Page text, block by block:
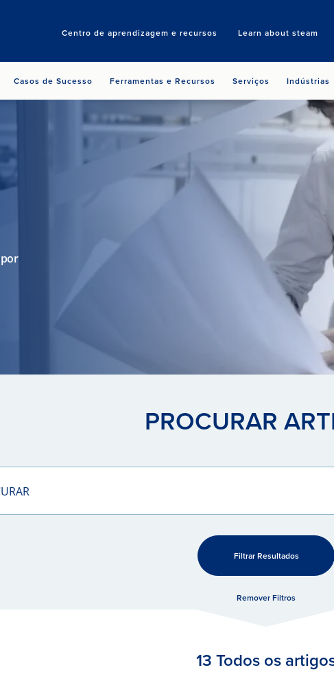
Centro de aprendizagem e recursos Learn about steam
Casos de Sucesso Ferramentas e Recursos Serviços Indústrias
PROCURAR
Filtrar Resultados
Remover Filtros
13 Todos os